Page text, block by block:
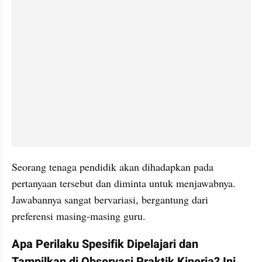
Seorang tenaga pendidik akan dihadapkan pada
pertanyaan tersebut dan diminta untuk menjawabnya.
Jawabannya sangat bervariasi, bergantung dari
preferensi masing-masing guru.
Apa Perilaku Spesifik Dipelajari dan